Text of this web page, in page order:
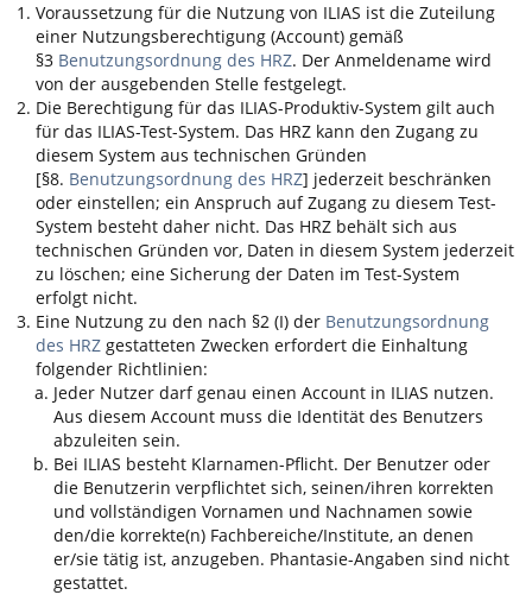
Voraussetzung für die Nutzung von ILIAS ist die Zuteilung
einer Nutzungsberechtigung (Account) gemäß
§3 Benutzungsordnung des HRZ. Der Anmeldename wird
von der ausgebenden Stelle festgelegt.
Die Berechtigung für das ILIAS-Produktiv-System gilt auch
für das ILIAS-Test-System. Das HRZ kann den Zugang zu
diesem System aus technischen Gründen
[§8. Benutzungsordnung des HRZ] jederzeit beschränken
oder einstellen; ein Anspruch auf Zugang zu diesem Test-
System besteht daher nicht. Das HRZ behält sich aus
technischen Gründen vor, Daten in diesem System jederzeit
zu löschen; eine Sicherung der Daten im Test-System
erfolgt nicht.
Eine Nutzung zu den nach §2 (I) der Benutzungsordnung
des HRZ gestatteten Zwecken erfordert die Einhaltung
folgender Richtlinien:
Jeder Nutzer darf genau einen Account in ILIAS nutzen.
Aus diesem Account muss die Identität des Benutzers
abzuleiten sein.
Bei ILIAS besteht Klarnamen-Pflicht. Der Benutzer oder
die Benutzerin verpflichtet sich, seinen/ihren korrekten
und vollständigen Vornamen und Nachnamen sowie
den/die korrekte(n) Fachbereiche/Institute, an denen
er/sie tätig ist, anzugeben. Phantasie-Angaben sind nicht
gestattet.